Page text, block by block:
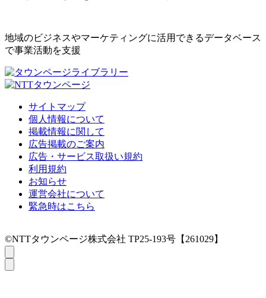
地域のビジネスやマーケティングに活用できるデータベース
で事業活動を支援
サイトマップ
個人情報について
掲載情報に関して
広告掲載のご案内
広告・サービス取扱い規約
利用規約
お知らせ
運営会社について
緊急時はこちら
©NTTタウンページ株式会社 TP25-193号【261029】